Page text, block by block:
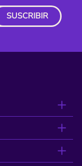
SUSCRIBIR